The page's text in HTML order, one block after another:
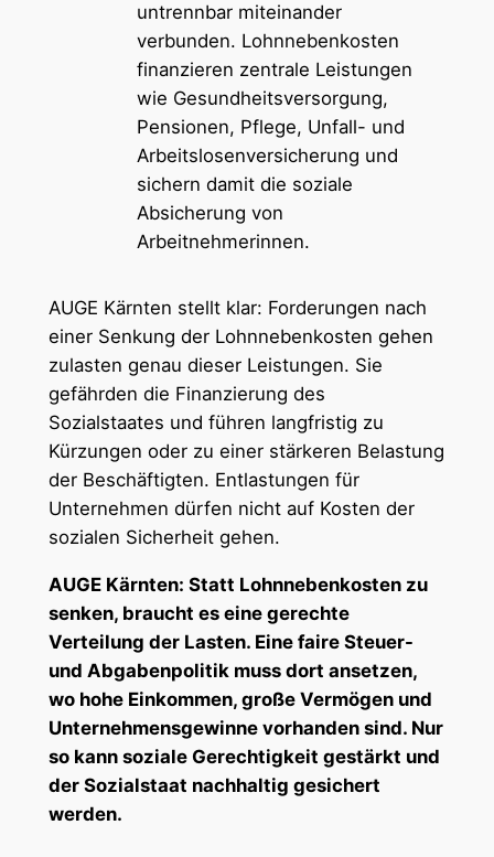
untrennbar miteinander
verbunden. Lohnnebenkosten
finanzieren zentrale Leistungen
wie Gesundheitsversorgung,
Pensionen, Pflege, Unfall- und
Arbeitslosenversicherung und
sichern damit die soziale
Absicherung von
Arbeitnehmerinnen.
AUGE Kärnten stellt klar: Forderungen nach
einer Senkung der Lohnnebenkosten gehen
zulasten genau dieser Leistungen. Sie
gefährden die Finanzierung des
Sozialstaates und führen langfristig zu
Kürzungen oder zu einer stärkeren Belastung
der Beschäftigten. Entlastungen für
Unternehmen dürfen nicht auf Kosten der
sozialen Sicherheit gehen.
AUGE Kärnten: Statt Lohnnebenkosten zu
senken, braucht es eine gerechte
Verteilung der Lasten. Eine faire Steuer-
und Abgabenpolitik muss dort ansetzen,
wo hohe Einkommen, große Vermögen und
Unternehmensgewinne vorhanden sind. Nur
so kann soziale Gerechtigkeit gestärkt und
der Sozialstaat nachhaltig gesichert
werden.